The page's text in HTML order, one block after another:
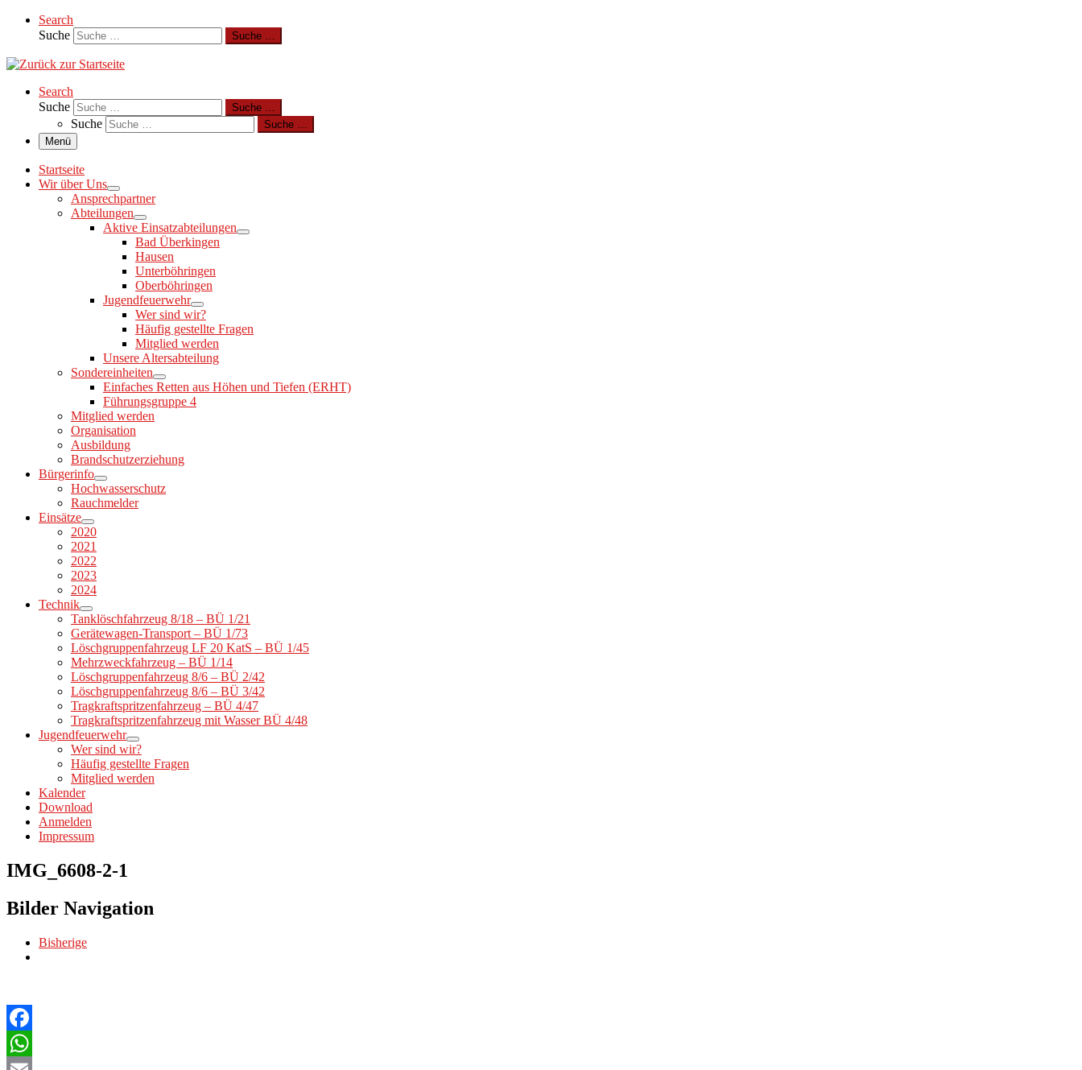
Search
Suche
Suche …
Search
Suche
Suche …
Suche
Suche …
Menü
Startseite
Wir über Uns
Ansprechpartner
Abteilungen
Aktive Einsatzabteilungen
Bad Überkingen
Hausen
Unterböhringen
Oberböhringen
Jugendfeuerwehr
Wer sind wir?
Häufig gestellte Fragen
Mitglied werden
Unsere Altersabteilung
Sondereinheiten
Einfaches Retten aus Höhen und Tiefen (ERHT)
Führungsgruppe 4
Mitglied werden
Organisation
Ausbildung
Brandschutzerziehung
Bürgerinfo
Hochwasserschutz
Rauchmelder
Einsätze
2020
2021
2022
2023
2024
Technik
Tanklöschfahrzeug 8/18 – BÜ 1/21
Gerätewagen-Transport – BÜ 1/73
Löschgruppenfahrzeug LF 20 KatS – BÜ 1/45
Mehrzweckfahrzeug – BÜ 1/14
Löschgruppenfahrzeug 8/6 – BÜ 2/42
Löschgruppenfahrzeug 8/6 – BÜ 3/42
Tragkraftspritzenfahrzeug – BÜ 4/47
Tragkraftspritzenfahrzeug mit Wasser BÜ 4/48
Jugendfeuerwehr
Wer sind wir?
Häufig gestellte Fragen
Mitglied werden
Kalender
Download
Anmelden
Impressum
IMG_6608-2-1
Bilder Navigation
Bisherige
Facebook